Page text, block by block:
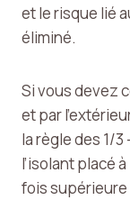
et le risque lié
éliminé.
Si vous devez
et par
la règle des 1/
l’isolant placé
fois supérieure